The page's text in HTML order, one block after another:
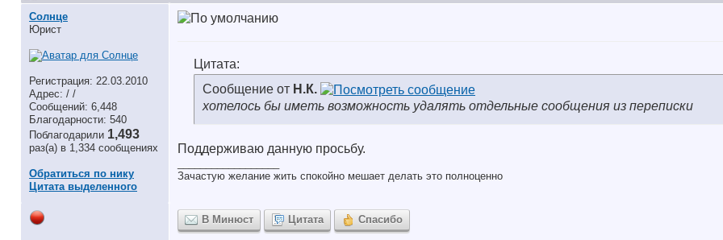
Солнце
Юрист
Регистрация: 22.03.2010
Адрес: / /
Сообщений: 6,448
Благодарности: 540
Поблагодарили 1,493
раз(а) в 1,334 сообщениях
Обратиться по нику
Цитата выделенного
Цитата:
Сообщение от Н.К.
хотелось бы иметь возможность удалять отдельные сообщения из переписки
Поддерживаю данную просьбу.
Зачастую желание жить спокойно мешает делать это полноценно
В Минюст Цитата Спасибо